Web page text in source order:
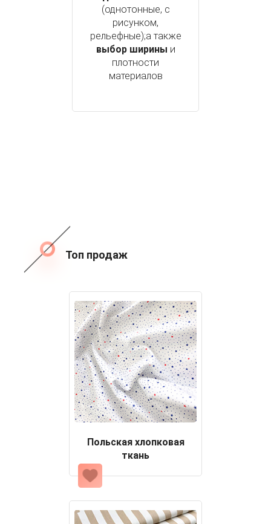
(однотонные, с
рисунком,
рельефные);а также
выбор ширины и
плотности
материалов
Топ продаж
Польская хлопковая
ткань